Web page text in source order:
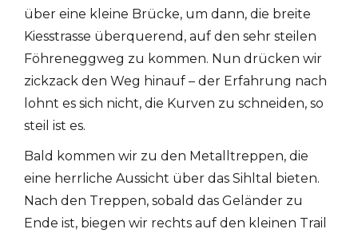
über eine kleine Brücke, um dann, die breite
Kiesstrasse überquerend, auf den sehr steilen
Föhreneggweg zu kommen. Nun drücken wir
zickzack den Weg hinauf – der Erfahrung nach
lohnt es sich nicht, die Kurven zu schneiden, so
steil ist es.
Bald kommen wir zu den Metalltreppen, die
eine herrliche Aussicht über das Sihltal bieten.
Nach den Treppen, sobald das Geländer zu
Ende ist, biegen wir rechts auf den kleinen Trail